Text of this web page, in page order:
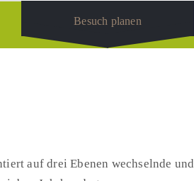
Besuch planen
auf drei Ebenen wechselnde und